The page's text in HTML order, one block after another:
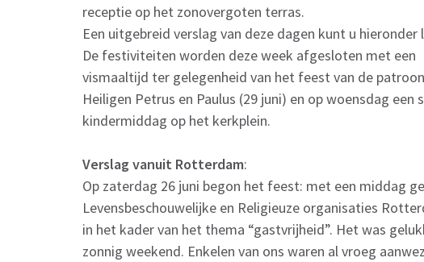
receptie op het zonovergoten terras.
Een uitgebreid verslag van deze dagen kunt u hieronder
De festiviteiten worden deze week afgesloten met een
vismaaltijd ter gelegenheid van het feest van de patroon
Heiligen Petrus en Paulus (29 juni) en op woensdag een
kindermiddag op het kerkplein.
Verslag vanuit Rotterdam:
Op zaterdag 26 juni begon het feest: met een middag
Levensbeschouwelijke en Religieuze organisaties
in het kader van het thema “gastvrijheid”. Het was
zonnig weekend. Enkelen van ons waren al vroeg